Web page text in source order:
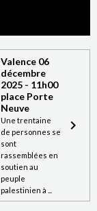
Valence 06
décembre
2025 - 11h00
place Porte
Neuve
Une trentaine
de personnes se
sont
rassemblées en
soutien au
peuple
palestinien à ...